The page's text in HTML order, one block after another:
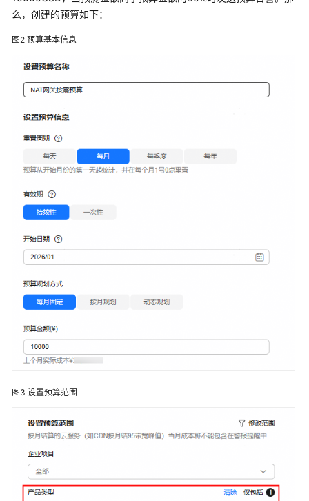
问
视
帮
产
术
更
多
文
档
通
用
参
考
任
担
云
服
务
么，创建的预算如下：
图2 预算基本信息
图3 设置预算范围